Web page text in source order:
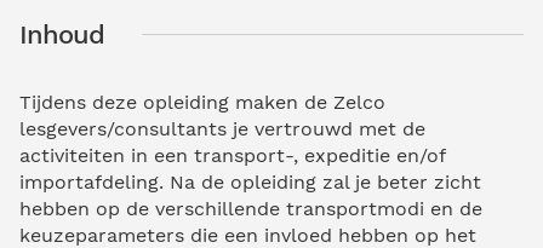
Inhoud
Tijdens deze opleiding maken de Zelco
lesgevers/consultants je vertrouwd met de
activiteiten in een transport-, expeditie en/of
importafdeling. Na de opleiding zal je beter zicht
hebben op de verschillende transportmodi en de
keuzeparameters die een invloed hebben op het